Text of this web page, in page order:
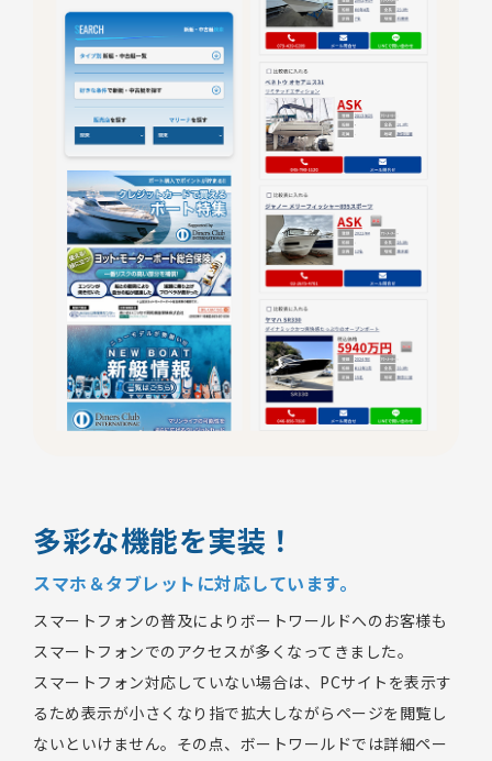
多彩な機能を実装！
スマホ＆タブレットに対応しています。
スマートフォンの普及によりボートワールドへのお客様も
スマートフォンでのアクセスが多くなってきました。
スマートフォン対応していない場合は、PCサイトを表示す
るため表示が小さくなり指で拡大しながらページを閲覧し
ないといけません。その点、ボートワールドでは詳細ペー